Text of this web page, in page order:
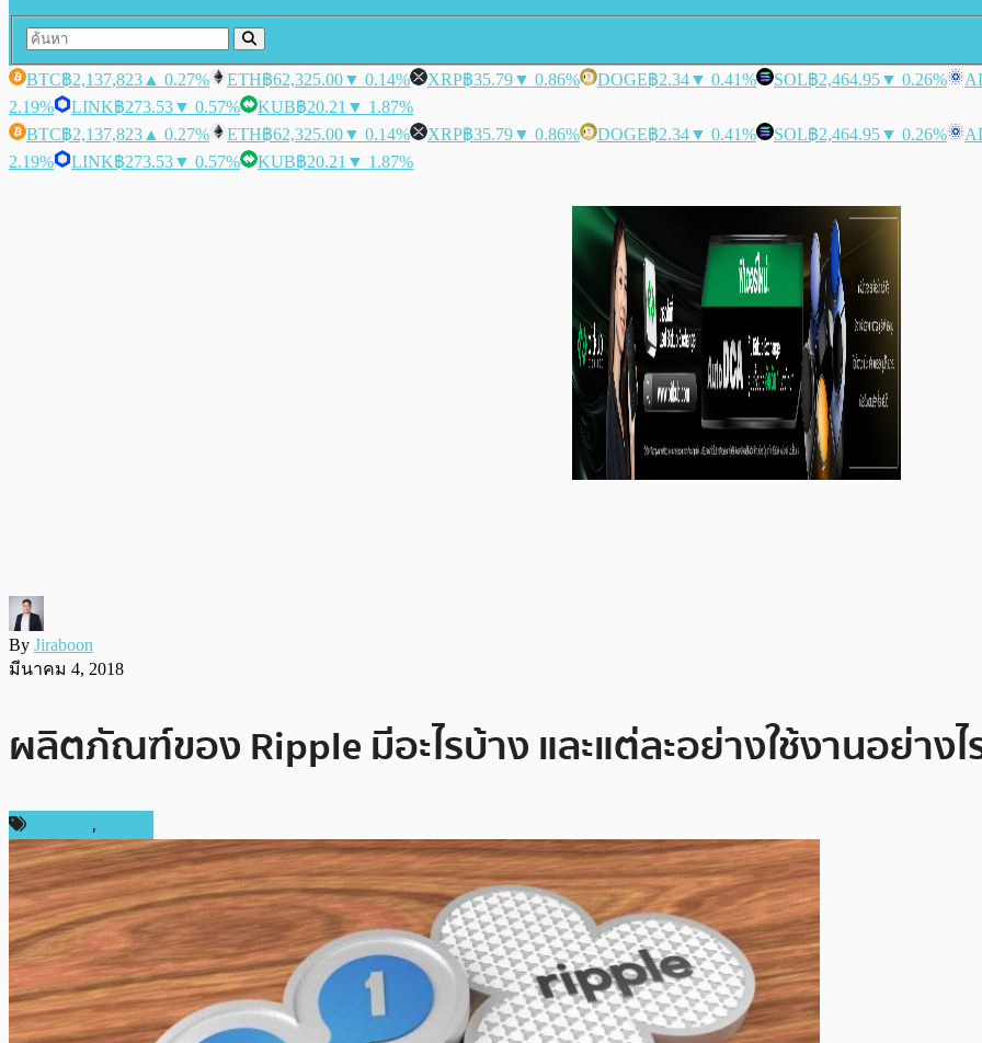
BTC฿2,137,823 ▲ 0.27% ETH฿62,325.00▼ 0.14% XRP฿35.79▼ 0.86% DOGE฿2.34▼ 0.41% SOL฿2,464.95▼ 0.26%
2.19%
LINK฿273.53▼ 0.57% KUB฿20.21 ▼ 1.87%
BTC฿2,137,823 ▲ 0.27% ETH฿62,325.00▼ 0.14% XRP฿35.79▼ 0.86% DOGE฿2.34▼ 0.41% SOL฿2,464.95▼ 0.26%
2.19%
LINK฿273.53▼ 0.57% KUB฿20.21 ▼ 1.87%
By Jiraboon
มีนาคม 4, 2018
ผลิตภัณฑ์ของ Ripple มีอะไรบ้าง และแต่ละอย่างใช้งานอย่างไ
,